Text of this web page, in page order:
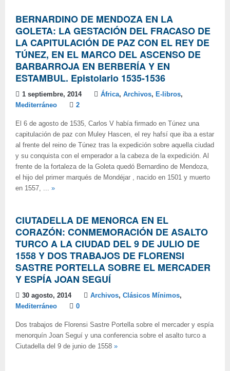
BERNARDINO DE MENDOZA EN LA
GOLETA: LA GESTACIÓN DEL FRACASO DE
LA CAPITULACIÓN DE PAZ CON EL REY DE
TÚNEZ, EN EL MARCO DEL ASCENSO DE
BARBARROJA EN BERBERÍA Y EN
ESTAMBUL. Epistolario 1535-1536
1 septiembre, 2014 África, Archivos, E-libros,
Mediterráneo
2
El 6 de agosto de 1535, Carlos V había firmado en Túnez una
capitulación de paz con Muley Hascen, el rey hafsí que iba a estar
al frente del reino de Túnez tras la expedición sobre aquella ciudad
y su conquista con el emperador a la cabeza de la expedición. Al
frente de la fortaleza de la Goleta quedó Bernardino de Mendoza,
el hijo del primer marqués de Mondéjar , nacido en 1501 y muerto
en 1557, ... »
CIUTADELLA DE MENORCA EN EL
CORAZÓN: CONMEMORACIÓN DE ASALTO
TURCO A LA CIUDAD DEL 9 DE JULIO DE
1558 Y DOS TRABAJOS DE FLORENSI
SASTRE PORTELLA SOBRE EL MERCADER
Y ESPÍA JOAN SEGUÍ
30 agosto, 2014 Archivos, Clásicos Mínimos,
Mediterráneo
0
Dos trabajos de Florensi Sastre Portella sobre el mercader y espía
menorquín Joan Seguí y una conferencia sobre el asalto turco a
Ciutadella del 9 de junio de 1558 »